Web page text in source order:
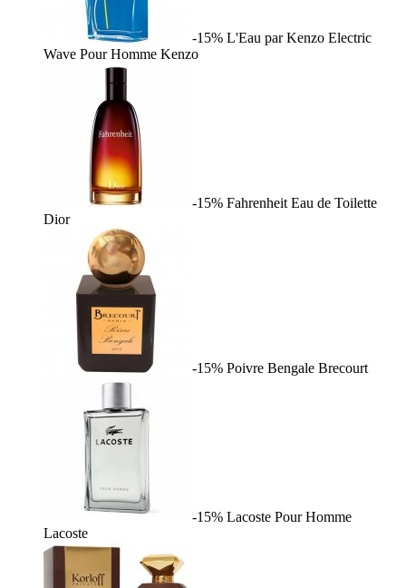
-15% L'Eau par Kenzo Electric
Wave Pour Homme Kenzo
-15% Fahrenheit Eau de Toilette
Dior
-15% Poivre Bengale Brecourt
-15% Lacoste Pour Homme
Lacoste